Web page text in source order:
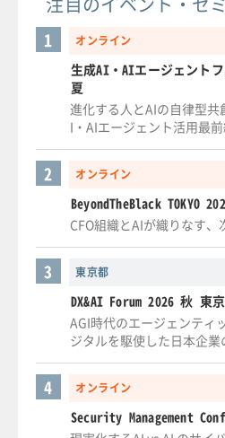
オンライン
1
生成AI・AIエージェント
夏
進化する人とAIの自律型
I・AIエージェント活用最
オンライン
2
BeyondTheBlack TOKYO
CFO組織とAIが織りなす
東京都
3
DX&AI Forum 2026 秋 東京
AGI時代のエージェンテ
ジタルを駆使した日本企業
オンライン
4
Security Management